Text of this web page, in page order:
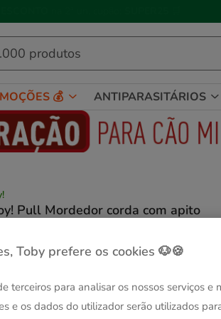
💰 ANTIPARASITÁRIOS
Pull Mordedor corda com apito
na 2ª un.
L
-25% na 2ª un.
Toby prefere os cookies 🐶🍪
terceiros para analisar os nossos serviços e
e os dados do utilizador serão utilizados